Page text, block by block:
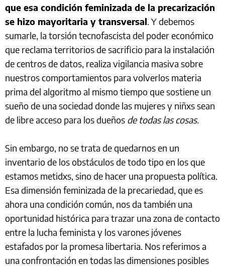
que esa condición feminizada de la precarización
se hizo mayoritaria y transversal. Y debemos
sumarle, la torsión tecnofascista del poder económico
que reclama territorios de sacrificio para la instalación
de centros de datos, realiza vigilancia masiva sobre
nuestros comportamientos para volverlos materia
prima del algoritmo al mismo tiempo que sostiene un
sueño de una sociedad donde las mujeres y niñxs sean
de libre acceso para los dueños de todas las cosas.
Sin embargo, no se trata de quedarnos en un
inventario de los obstáculos de todo tipo en los que
estamos metidxs, sino de hacer una propuesta política.
Esa dimensión feminizada de la precariedad, que es
ahora una condición común, nos da también una
oportunidad histórica para trazar una zona de contacto
entre la lucha feminista y los varones jóvenes
estafados por la promesa libertaria. Nos referimos a
una confrontación en todas las dimensiones posibles